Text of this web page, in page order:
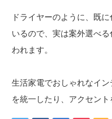
ドライヤーのように、既
いるので、実は案外選べ
われます。
生活家電でおしゃれなイ
を統一したり、アクセント